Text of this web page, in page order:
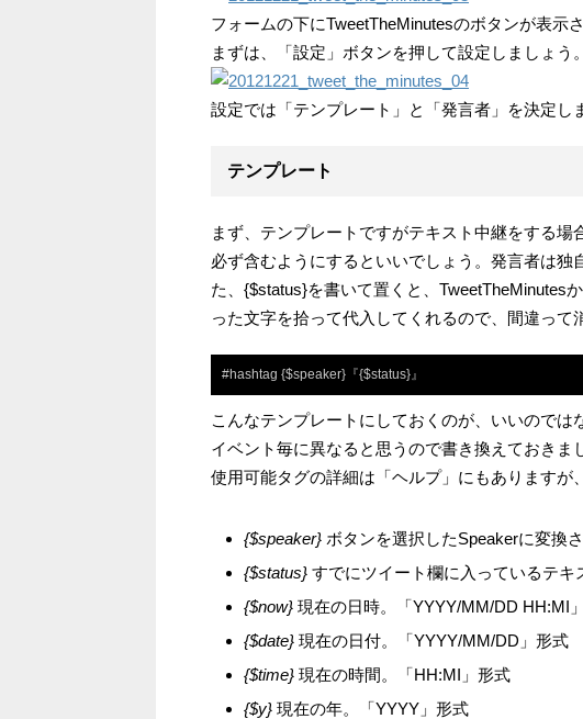
フォームの下にTweetTheMinutesのボタンが表示さ
まずは、「設定」ボタンを押して設定しましょう。
設定では「テンプレート」と「発言者」を決定し
テンプレート
まず、テンプレートですがテキスト中継をする
必ず含むようにするといいでしょう。発言者は独
た、{$status}を書いて置くと、TweetTheMinutes
った文字を拾って代入してくれるので、間違って
#hashtag {$speaker}『{$status}』
こんなテンプレートにしておくのが、いいので
イベント毎に異なると思うので書き換えておきま
使用可能タグの詳細は「ヘルプ」にもありますが
{$speaker} ボタンを選択したSpeakerに変換さ
{$status} すでにツイート欄に入っているテキ
{$now} 現在の日時。「YYYY/MM/DD HH:MI
{$date} 現在の日付。「YYYY/MM/DD」形式
{$time} 現在の時間。「HH:MI」形式
{$y} 現在の年。「YYYY」形式